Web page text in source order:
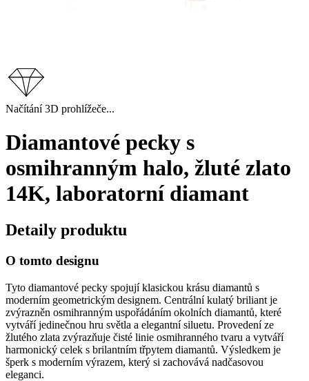
Načítání 3D prohlížeče...
Diamantové pecky s
osmihranným halo, žluté zlato
14K, laboratorní diamant
Detaily produktu
O tomto designu
Tyto diamantové pecky spojují klasickou krásu diamantů s
moderním geometrickým designem. Centrální kulatý briliant je
zvýrazněn osmihranným uspořádáním okolních diamantů, které
vytváří jedinečnou hru světla a elegantní siluetu. Provedení ze
žlutého zlata zvýrazňuje čisté linie osmihranného tvaru a vytváří
harmonický celek s brilantním třpytem diamantů. Výsledkem je
šperk s moderním výrazem, který si zachovává nadčasovou
eleganci.